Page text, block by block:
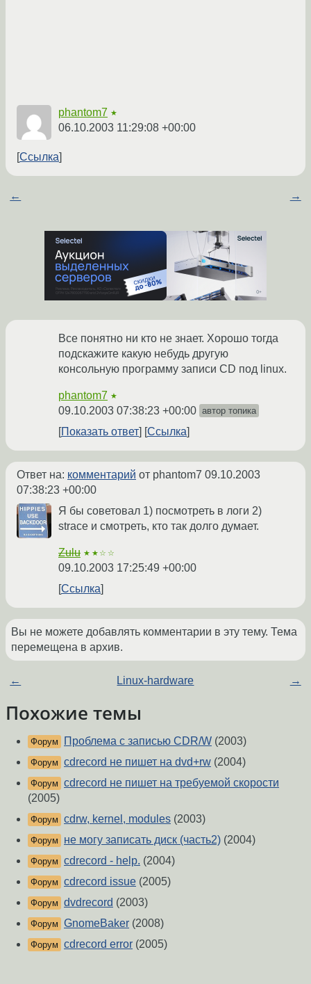
phantom7 ★
06.10.2003 11:29:08 +00:00
Ссылка
← →
Все понятно ни кто не знает. Хорошо тогда
подскажите какую небудь другую
консольную программу записи CD под linux.
phantom7 ★
09.10.2003 07:38:23 +00:00 автор топика
Показать ответ Ссылка
Ответ на: комментарий от phantom7 09.10.2003
07:38:23 +00:00
Я бы советовал 1) посмотреть в логи 2)
strace и смотреть, кто так долго думает.
Zulu ★★☆☆
09.10.2003 17:25:49 +00:00
Ссылка
Вы не можете добавлять комментарии в эту тему. Тема
перемещена в архив.
← Linux-hardware →
Похожие темы
Форум Проблема с записью CDR/W (2003)
Форум cdrecord не пишет на dvd+rw (2004)
Форум cdrecord не пишет на требуемой скорости
(2005)
Форум cdrw, kernel, modules (2003)
Форум не могу записать диск (часть2) (2004)
Форум cdrecord - help. (2004)
Форум cdrecord issue (2005)
Форум dvdrecord (2003)
Форум GnomeBaker (2008)
Форум cdrecord error (2005)